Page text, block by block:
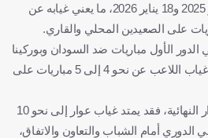
البطولة المقررة بين 21 ديسمبر 2025 و18 يناير 2026، ما يعني غيابه عن
على الصعيدين المحلي والقاري.
الأول مباريات ضد السودان وبوركينا
فاسو وغينيا الاستوائية، ما يعني غياب اللاعب عن نحو 4 إلى 5 مباريات على
وفي حال تأهل الجزائر إلى الأدوار النهائية، فقد يمتد غياب عوار إلى نحو 10
أمام الشباب والتعاون والاتفاق،